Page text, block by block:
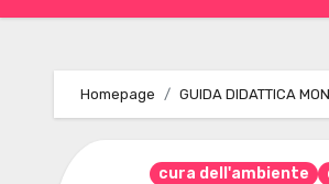
Homepage GUIDA DIDATTICA
cura dell'ambiente